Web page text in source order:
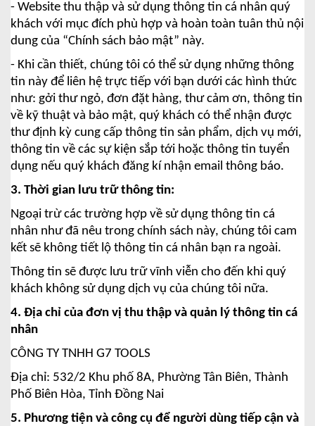
- Website thu thập và sử dụng thông tin cá nhân quý
khách với mục đích phù hợp và hoàn toàn tuân thủ nội
dung của “Chính sách bảo mật” này.
- Khi cần thiết, chúng tôi có thể sử dụng những thông
tin này để liên hệ trực tiếp với bạn dưới các hình thức
như: gởi thư ngỏ, đơn đặt hàng, thư cảm ơn, thông tin
về kỹ thuật và bảo mật, quý khách có thể nhận được
thư định kỳ cung cấp thông tin sản phẩm, dịch vụ mới,
thông tin về các sự kiện sắp tới hoặc thông tin tuyển
dụng nếu quý khách đăng kí nhận email thông báo.
3. Thời gian lưu trữ thông tin:
Ngoại trừ các trường hợp về sử dụng thông tin cá
nhân như đã nêu trong chính sách này, chúng tôi cam
kết sẽ không tiết lộ thông tin cá nhân bạn ra ngoài.
Thông tin sẽ được lưu trữ vĩnh viễn cho đến khi quý
khách không sử dụng dịch vụ của chúng tôi nữa.
4. Địa chỉ của đơn vị thu thập và quản lý thông tin cá
nhân
CÔNG TY TNHH G7 TOOLS
Địa chỉ: 532/2 Khu phố 8A, Phường Tân Biên, Thành
Phố Biên Hòa, Tỉnh Đồng Nai
5. Phương tiện và công cụ để người dùng tiếp cận và